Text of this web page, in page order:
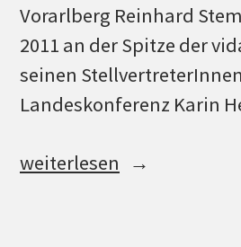
Vorarlberg Reinhard
2011 an der Spitze der
seinen
Landeskonferenz Karin
„Vorarlberg
weiterlesen